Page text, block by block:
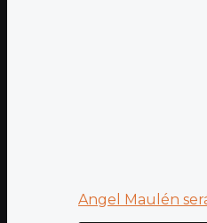
Angel Maulén